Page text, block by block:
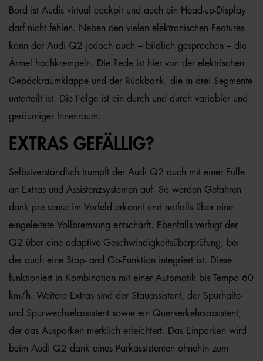
Bord ist Audis virtual cockpit und auch ein Head-up-Display
darf nicht fehlen. Neben den vielen elektronischen Features
kann der Audi Q2 jedoch auch – bildlich gesprochen – die
Ärmel hochkrempeln. Die Rede ist hier von der elektrischen
Gepäckraumklappe und der Rückbank, die in drei Segmente
unterteilt ist. Die Folge ist ein durch und durch variabler und
geräumiger Innenraum.
EXTRAS GEFÄLLIG?
Selbstverständlich trumpft der Audi Q2 auch mit einer Fülle
an Extras und Assistenzsystemen auf. So werden Gefahren
dank pre sense im Vorfeld erkannt und notfalls über eine
eingeleitete Vollbremsung entschärft. Ebenfalls verfügt der
Q2 über eine adaptive Geschwindigkeitsüberprüfung, bei
der auch eine Stop- and Go-Funktion integriert ist. Diese
funktioniert in Kombination mit einer Automatik bis Tempo 60
km/h. Weitere Extras sind der Stauassistent, der Spurhalte-
und Spurwechselassistent sowie ein Querverkehrsassistent,
der das Ausparken merklich erleichtert. Das Einparken wird
beim Audi Q2 dank eines Parkassistenten ohnehin zum